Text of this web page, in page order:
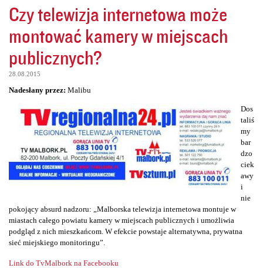
Czy telewizja internetowa może
montować kamery w miejscach
publicznych?
28.08.2015
Nadesłany przez: Malibu
Dos
taliś
my
bar
dzo
ciek
awy
i
nie
pokojący absurd nadzoru: „Malborska telewizja internetowa montuje w
miastach całego powiatu kamery w miejscach publicznych i umożliwia
podgląd z nich mieszkańcom. W efekcie powstaje alternatywna, prywatna
sieć miejskiego monitoringu”.
Link do TvMalbork na Facebooku